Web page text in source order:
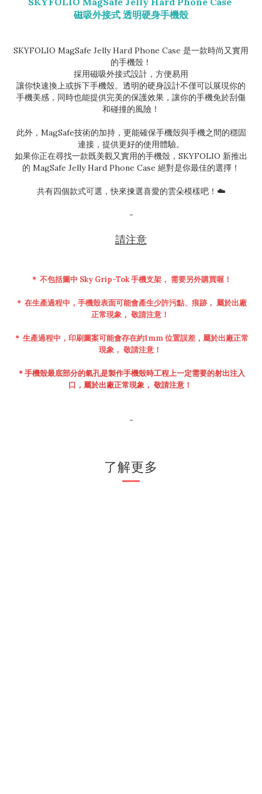
磁吸外接式 透明硬身手機殼
SKYFOLIO MagSafe Jelly Hard Phone Case 是一款時尚又實用
的手機殼！
採用磁吸外接式設計，方便易用
讓你快速換上或拆下手機殼。透明的硬身設計不僅可以展現你的
手機美感，同時也能提供完美的保護效果，讓你的手機免於刮傷
和碰撞的風險！
此外，MagSafe技術的加持，更能確保手機殼與手機之間的穩固
連接，提供更好的使用體驗。
如果你正在尋找一款既美觀又實用的手機殼，SKYFOLIO 新推出
的 MagSafe Jelly Hard Phone Case 絕對是你最佳的選擇！
共有四個款式可選，快來揀選喜愛的雲朵模樣吧！☁️
-
請注意
＊ 不包括圖中 Sky Grip-Tok 手機支架， 需要另外購買喔！
＊ 在生產過程中，手機殼表面可能會產生少許污點、痕跡 ， 屬於出廠
正常現象 ， 敬請注意！
＊ 生產過程中，印刷圖案可能會存在約1mm 位置誤差， 屬於出廠正常
現象 ， 敬請注意！
＊手機殼最底部分的氣孔是製作手機殼時工程上一定需要的射出注入
口 ， 屬於出廠正常現象 ， 敬請注意！
-
了解更多